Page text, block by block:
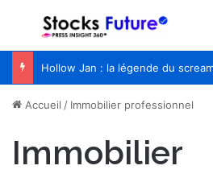
Menu
Accueil / Immobilier professionnel
Immobilier